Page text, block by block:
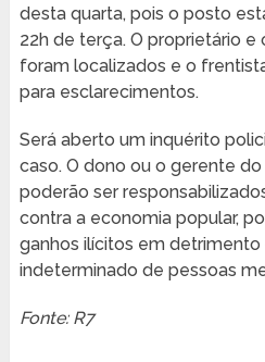
desta quarta, pois o posto
22h de terça. O proprietário
foram localizados e o
para esclarecimentos.
Será aberto um inquérito
caso. O dono ou o gerente
poderão ser
contra a economia popular,
ganhos ilícitos em
indeterminado de pessoas
Fonte: R7